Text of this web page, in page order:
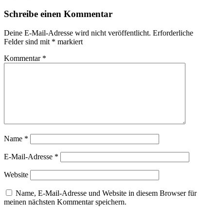
Schreibe einen Kommentar
Deine E-Mail-Adresse wird nicht veröffentlicht. Erforderliche
Felder sind mit * markiert
Kommentar *
Name *
E-Mail-Adresse *
Website
Name, E-Mail-Adresse und Website in diesem Browser für
meinen nächsten Kommentar speichern.